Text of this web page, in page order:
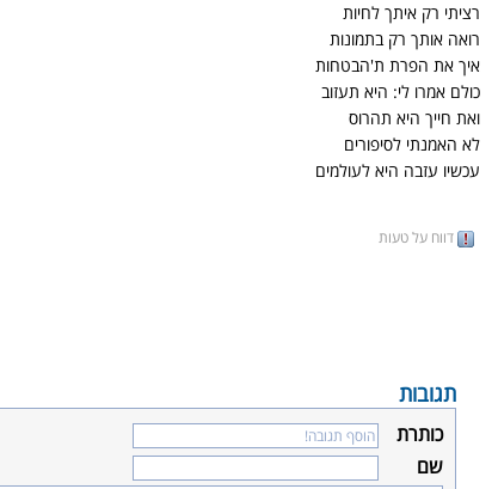
רציתי רק איתך לחיות
רואה אותך רק בתמונות
איך את הפרת ת'הבטחות
כולם אמרו לי: היא תעזוב
ואת חייך היא תהרוס
לא האמנתי לסיפורים
עכשיו עזבה היא לעולמים
דווח על טעות
תגובות
כותרת
שם